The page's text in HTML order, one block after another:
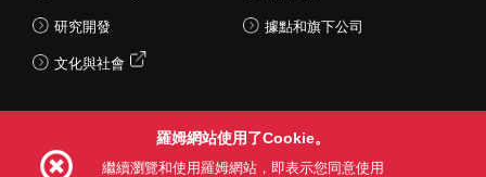
研究開發
文化與社會
據點和旗下公司
羅姆網站使用了Cookie。
繼續瀏覽和使用羅姆網站，即表示您同意使用